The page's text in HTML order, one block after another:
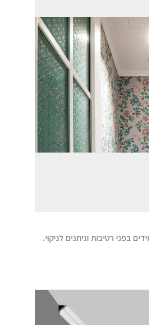
בפני רטיבות וניתנים לניקוי.